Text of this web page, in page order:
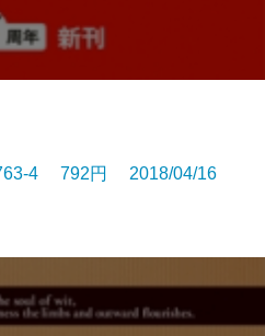
4 792円 2018/04/16